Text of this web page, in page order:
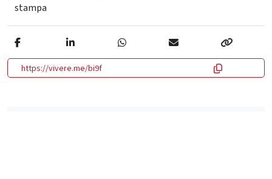
stampa
https://vivere.me/bi9f